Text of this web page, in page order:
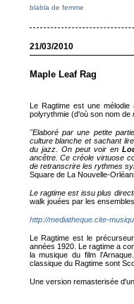
blabla de femme
21/03/2010
Maple Leaf Rag
Le Ragtime est une
polyrythmie (d'où son nom de
"Elaboré par une petite
culture blanche et sachant
du jazz. On peut voir en
ancêtre. Ce créole virtuose
de retranscrire les rythmes
Square de La Nouvelle-
Le ragtime est issu plus
walk jouées par les
http://mediatheque.cite-
Le Ragtime est le
années 1920. Le ragtime a
la musique du film
classique du Ragtime sont
Une version remasterisée